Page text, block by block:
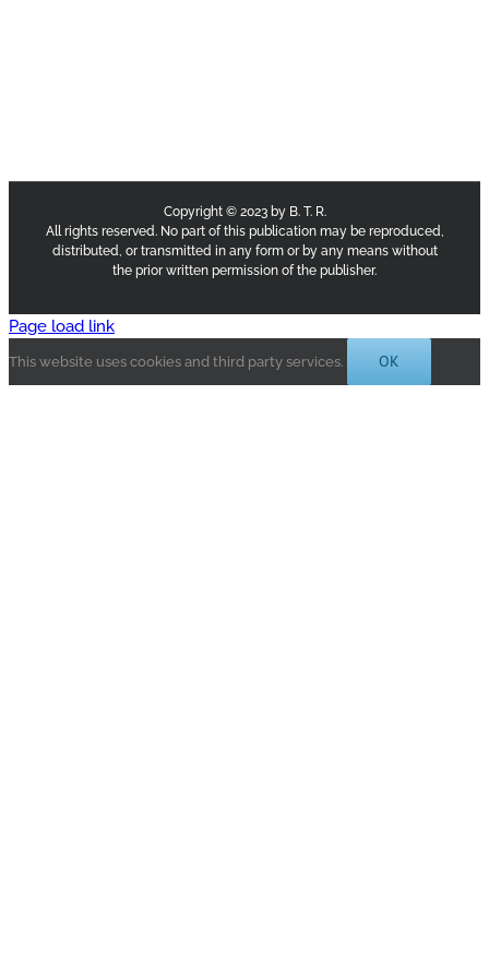
Copyright © 2023 by B. T. R.
All rights reserved. No part of this publication may be reproduced,
distributed, or transmitted in any form or by any means without
the prior written permission of the publisher.
Page load link
This website uses cookies and third party services. OK